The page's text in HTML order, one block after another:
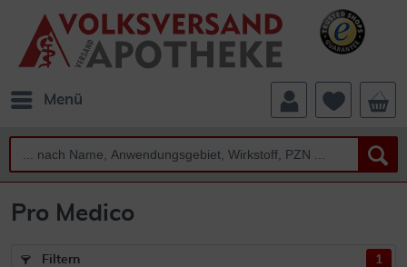
Menü
Pro Medico
Filtern 1